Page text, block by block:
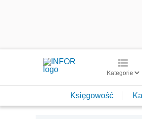
Kategorie
Księgowość